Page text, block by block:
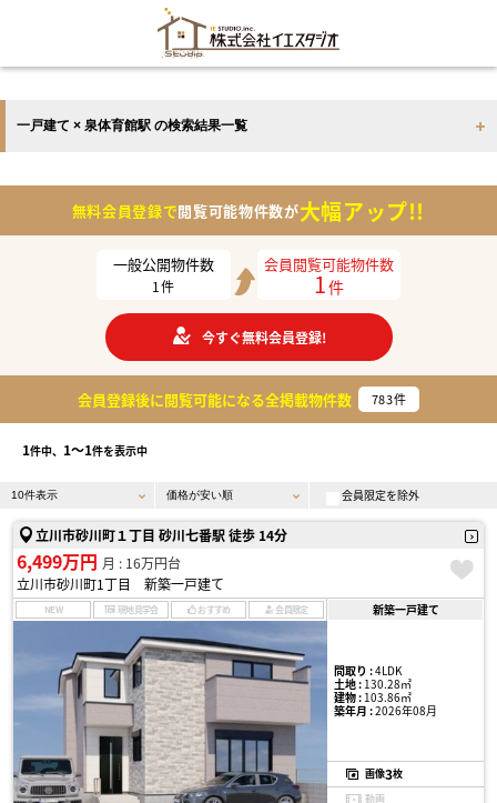
一戸建て × 泉体育館駅 の検索結果一覧
無料会員登録で閲覧可能物件数が大幅アップ!!
一般公開物件数
1件
会員閲覧可能物件数
1件
今すぐ無料会員登録!
会員登録後に閲覧可能になる全掲載物件数 783件
1件中、 1〜1件を表示中
会員限定を除外
立川市砂川町１丁目 砂川七番駅 徒歩 14分
6,499万円 月 : 16万円台
立川市砂川町1丁目 新築一戸建て
NEW 現地見学会 おすすめ 会員限定 新築一戸建て
間取り :4LDK
土地 :130.28㎡
建物 :103.86㎡
築年月 :2026年08月
画像3枚
動画